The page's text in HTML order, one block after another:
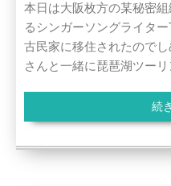
本日は大阪枚方の某秘密
るシンガーソングライタ
古民家に移住されたので
さんと一緒に琵琶湖ツー
続